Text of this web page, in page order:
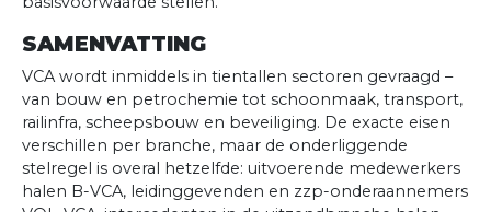
SAMENVATTING
VCA wordt inmiddels in tientallen sectoren gevraagd –
van bouw en petrochemie tot schoonmaak, transport,
railinfra, scheepsbouw en beveiliging. De exacte eisen
verschillen per branche, maar de onderliggende
stelregel is overal hetzelfde: uitvoerende medewerkers
halen B-VCA, leidinggevenden en zzp-onderaannemers